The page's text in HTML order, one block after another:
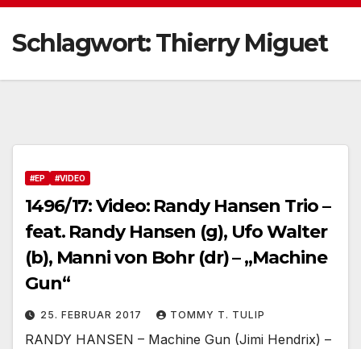
Schlagwort:Thierry Miguet
#EP #VIDEO
1496/17: Video: Randy Hansen Trio –
feat. Randy Hansen (g), Ufo Walter
(b), Manni von Bohr (dr) – „Machine
Gun“
25. FEBRUAR 2017 TOMMY T. TULIP
RANDY HANSEN – Machine Gun (Jimi Hendrix) –